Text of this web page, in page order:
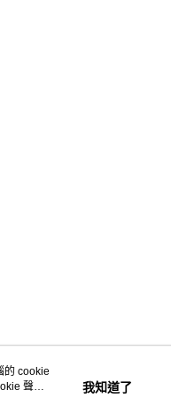
的 cookie
聲明
我知道了